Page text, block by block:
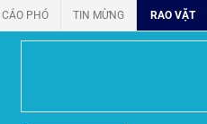
CÁO PHÓ TIN MỪNG RAO VẶT